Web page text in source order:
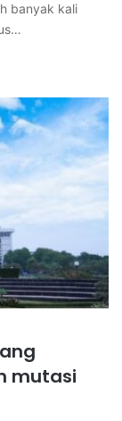
banyak kali
mutasi